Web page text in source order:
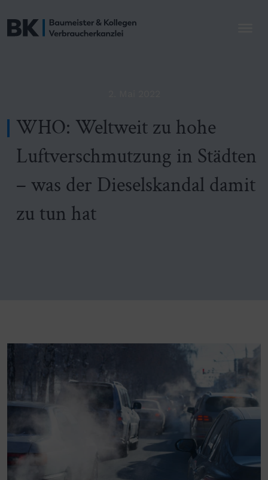
WHO: Weltweit zu hohe
Luftverschmutzung in Städten
– was der Dieselskandal damit
zu tun hat